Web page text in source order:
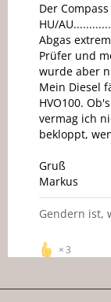
Der
HU/
Abgas
Prüfer und
wurde aber
Mein Diesel
HVO100.
vermag ich
bekloppt,
Gruß
Markus
Gendern ist,
3